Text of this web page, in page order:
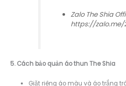
Zalo The Shia
https://zalo.me/
5. Cách bảo quản áo thun The Shia
Giặt riêng áo màu và áo trắng